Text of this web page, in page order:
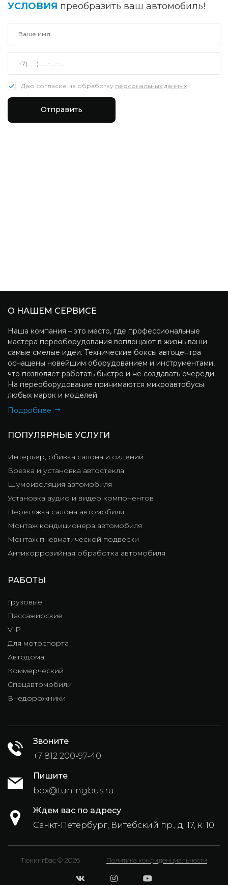
УСЛОВИЯ преобразить ваш автомобиль!
Даю согласие на обработку персональных данных
Отправить
О НАШЕМ СЕРВИСЕ
Наша компания – это место, где профессиональные
мастера переоборудования воплощают в жизнь ваши
самые смелые идеи. Технические боксы автоцентра
оснащены новейшим оборудованием и инструментами,
что позволяет работать быстро и не создавать очереди.
На переоборудование принимаются микроавтобусы
любых марок и моделей.
Подробнее
ПОПУЛЯРНЫЕ УСЛУГИ
Интерьер, обивка салона и сидений
Врезка и установка автостекла
Шумоизоляция автомобиля
Установка аудио и видео компонентов
Перетяжка салона автомобиля
Монтаж кондиционера автомобиля
Монтаж пневматической подвески
Антикоррозийная обработка автомобиля
РАБОТЫ
Грузовые
Пассажирские
VIP
Для мотоспорта
Автодома
Коммерческий
Спецавтомобили
Внедорожники
Звоните
+7 812 200-97-40
Пишите
box@tuningbus.ru
Ждем вас по адресу
Санкт-Петербург, Витебский пр., д. 17, к. 10
ТюнингБас © 2026 Политика конфиденциальности